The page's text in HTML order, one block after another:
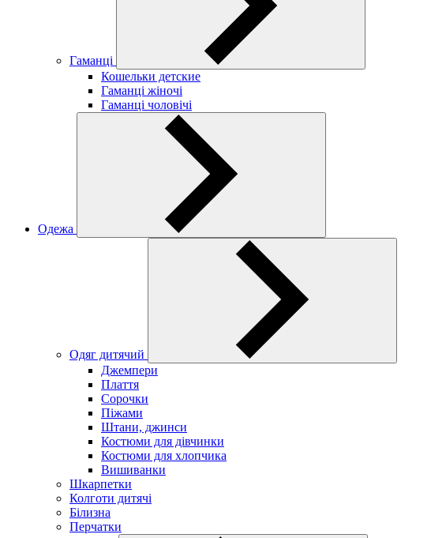
Гаманці
Кошельки детские
Гаманці жіночі
Гаманці чоловічі
Одежа
Одяг дитячий
Джемпери
Плаття
Сорочки
Піжами
Штани, джинси
Костюми для дівчинки
Костюми для хлопчика
Вишиванки
Шкарпетки
Колготи дитячі
Білизна
Перчатки